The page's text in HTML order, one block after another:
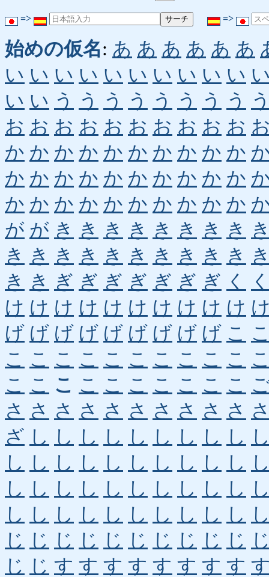
=> =>
始めの仮名: あ あ あ あ あ あ
い い い い い い い い い い
い い う う う う う う う う
お お お お お お お お お お
か か か か か か か か か か
か か か か か か か か か か
か か か か か か か か か か
が が き き き き き き き き
き き き き き き き き き き
き き ぎ ぎ ぎ ぎ ぎ ぎ ぎ く
け け け け け け け け け け
げ げ げ げ げ げ げ げ げ こ
こ こ こ こ こ こ こ こ こ こ
こ こ こ こ こ こ こ こ こ こ
さ さ さ さ さ さ さ さ さ さ
ざ し し し し し し し し し
し し し し し し し し し し
し し し し し し し し し し
し し し し し し し し し し
じ じ じ じ じ じ じ じ じ じ
じ じ す す す す す す す す